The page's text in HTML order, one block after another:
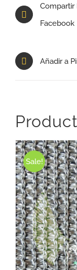
Compartir
Facebook
Añadir a
Sale!